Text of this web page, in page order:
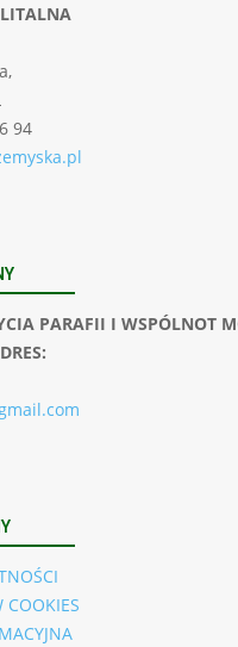
94
PARAFII I WSPÓLNOT
COOKIES